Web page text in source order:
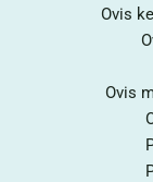
Ovis
Ovis